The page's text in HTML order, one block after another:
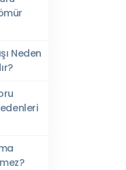
Neden